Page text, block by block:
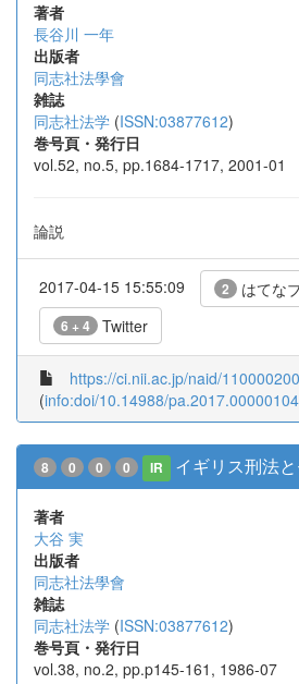
著者
長谷川 一年
出版者
同志社法學會
雑誌
同志社法学 (ISSN:03877612)
巻号頁・発行日
vol.52, no.5, pp.1684-1717, 2001-01
論説
2017-04-15 15:55:09 2 はてな
6 + 4 Twitter
https://ci.nii.ac.jp/naid/
(info:doi/10.14988/
8 0 0 0 IR イギリス刑法
著者
大谷 実
出版者
同志社法學會
雑誌
同志社法学 (ISSN:03877612)
巻号頁・発行日
vol.38, no.2, pp.p145-161, 1986-07